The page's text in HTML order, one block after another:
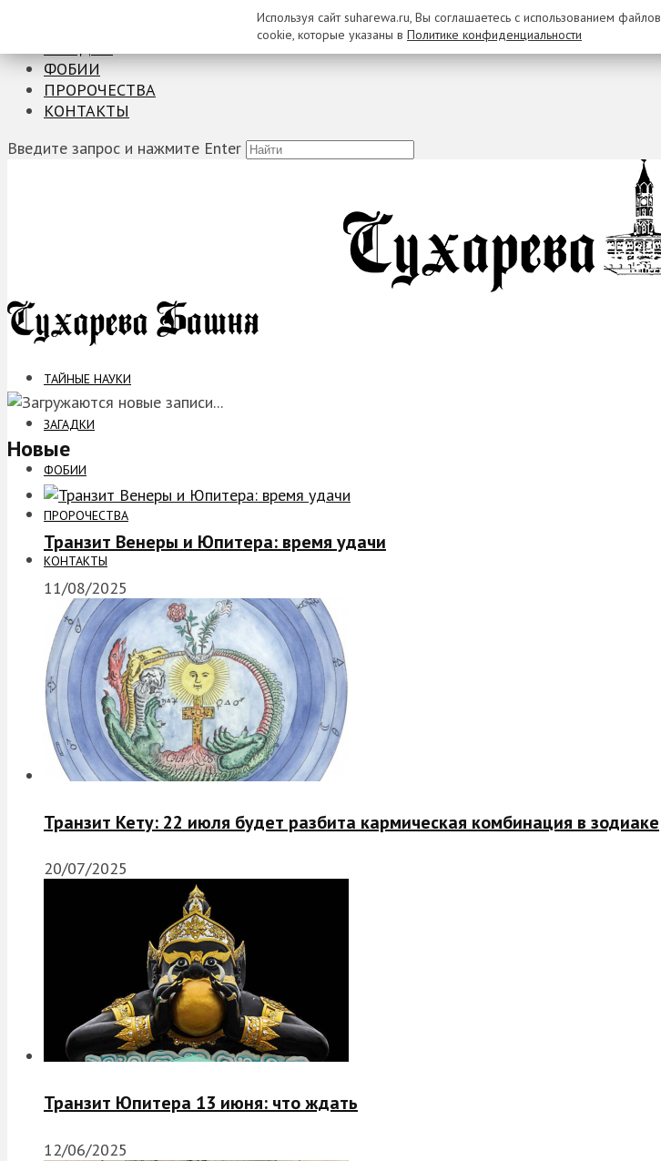
ФОБИИ
ПРОРОЧЕСТВА
КОНТАКТЫ
Введите запрос и нажмите Enter
ТАЙНЫЕ НАУКИ
ЗАГАДКИ
ФОБИИ
ПРОРОЧЕСТВА
КОНТАКТЫ
Новые
Транзит Венеры и Юпитера: время удачи
11/08/2025
Транзит Кету: 22 июля будет разбита кармическая комбинация в зодиаке
20/07/2025
Транзит Юпитера 13 июня: что ждать
12/06/2025
Используя сайт suharewa.ru, Вы соглашаетесь с использованием файлов
cookie, которые указаны в Политике конфиденциальности